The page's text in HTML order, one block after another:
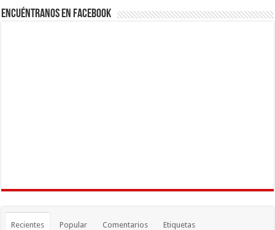
Encuéntranos en Facebook
Recientes Popular Comentarios Etiquetas